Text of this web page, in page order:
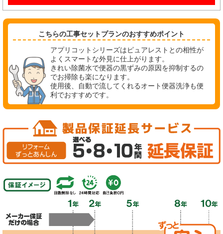
こちらの工事セットプランのおすすめポイント
アプリコットシリーズはピュアレストとの相性が
よくスマートな外見に仕上がります。
きれい除菌水で便器の黒ずみの原因を抑制するの
でお掃除も楽になります。
使用後、自動で流してくれるオート便器洗浄も便
利でおすすめです。